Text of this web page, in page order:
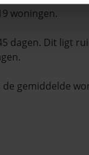
woningen.
dagen. Dit ligt
gemiddelde